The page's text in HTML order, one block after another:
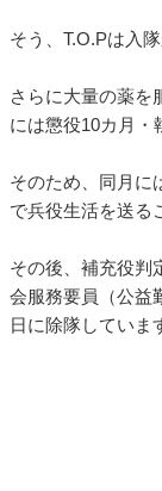
そう、T.O.Pは入
さらに大量の薬を
には懲役10カ月・
そのため、同月に
で兵役生活を送る
その後、補充役判
会服務要員（公益
日に除隊していま